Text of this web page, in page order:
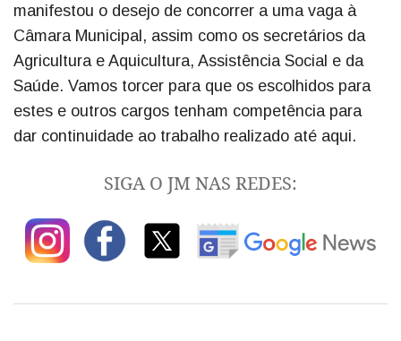
manifestou o desejo de concorrer a uma vaga à
Câmara Municipal, assim como os secretários da
Agricultura e Aquicultura, Assistência Social e da
Saúde. Vamos torcer para que os escolhidos para
estes e outros cargos tenham competência para
dar continuidade ao trabalho realizado até aqui.
SIGA O JM NAS REDES: